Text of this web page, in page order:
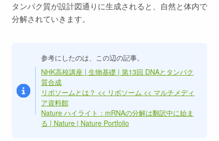
タンパク質が設計図通りに生成されると、自然と体内で
分解されていきます。
参考にしたのは、この辺の記事。
NHK高校講座 | 生物基礎 | 第13回 DNAとタンパク
質合成
リボソームとは？ << リボソーム << マルチメディ
ア資料館
Nature ハイライト：mRNAの分解は翻訳中に始ま
る | Nature | Nature Portfolio